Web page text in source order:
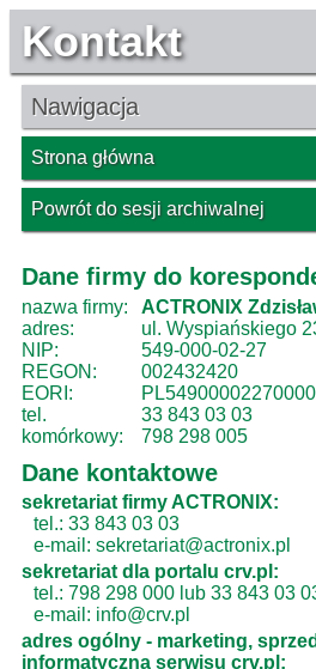
Kontakt
Nawigacja
Strona główna
Powrót do sesji archiwalnej
Dane firmy do
nazwa firmy:
ACTRONIX
adres:
ul. Wyspiańskiego
NIP:
549-000-02-27
REGON:
002432420
EORI:
tel.
33 843 03 03
komórkowy:
798 298 005
Dane kontaktowe
sekretariat firmy ACTRONIX:
tel.: 33 843 03 03
e-mail: sekretariat@actronix.pl
sekretariat dla portalu crv.pl:
tel.: 798 298 000 lub 33 843 03
e-mail: info@crv.pl
adres ogólny - marketing,
informatyczna serwisu crv.pl: